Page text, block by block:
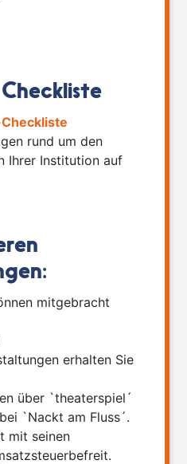
rund um den
Ihrer Institution auf
mitgebracht
erhalten Sie
über `theaterspiel´
`Nackt am Fluss´.
mit seinen